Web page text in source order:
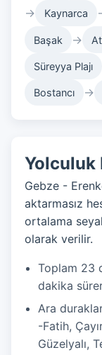
→ Kaynarca
Başak →
Süreyya Plajı
Bostancı →
Yolculuk
Gebze -
aktarmasız
ortalama
olarak verilir.
Toplam 23
dakika
Ara
-Fatih,
Güzelyalı,